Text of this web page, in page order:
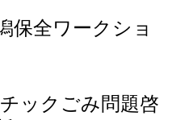
保全ワークショ
ックごみ問題啓